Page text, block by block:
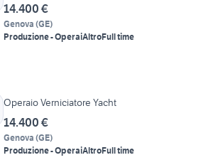
14.400 €
Genova (GE)
Produzione - OperaiAltroFull time
Operaio Verniciatore Yacht
14.400 €
Genova (GE)
Produzione - OperaiAltroFull time